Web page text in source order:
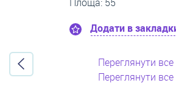
Додати в
Переглянути все
Переглянути все